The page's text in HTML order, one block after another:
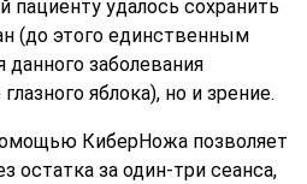
пациенту удалось сохранить
(до этого единственным
данного заболевания
яблока), но и зрение.
КиберНожа позволяет
остатка за один-три сеанса,